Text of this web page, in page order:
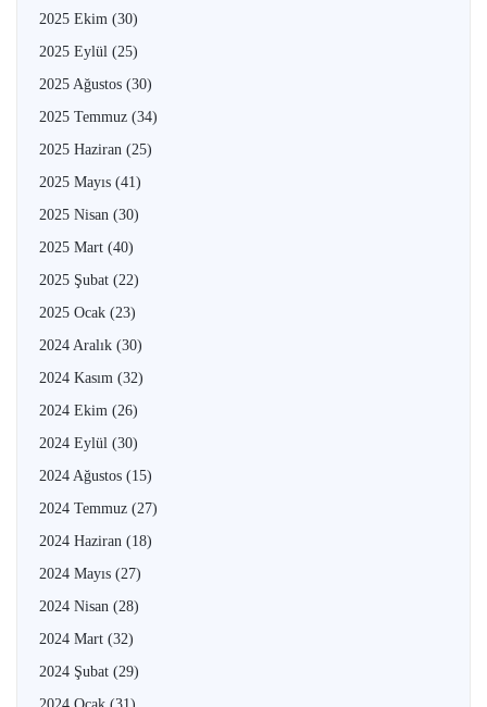
2025 Ekim (30)
2025 Eylül (25)
2025 Ağustos (30)
2025 Temmuz (34)
2025 Haziran (25)
2025 Mayıs (41)
2025 Nisan (30)
2025 Mart (40)
2025 Şubat (22)
2025 Ocak (23)
2024 Aralık (30)
2024 Kasım (32)
2024 Ekim (26)
2024 Eylül (30)
2024 Ağustos (15)
2024 Temmuz (27)
2024 Haziran (18)
2024 Mayıs (27)
2024 Nisan (28)
2024 Mart (32)
2024 Şubat (29)